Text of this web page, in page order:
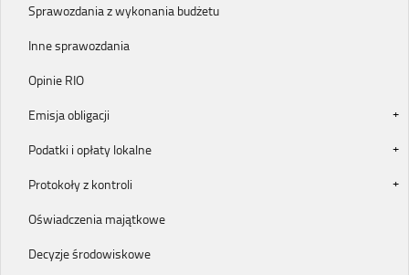
Sprawozdania z wykonania budżetu
Inne sprawozdania
Opinie RIO
Emisja obligacji
Podatki i opłaty lokalne
Protokoły z kontroli
Oświadczenia majątkowe
Decyzje środowiskowe